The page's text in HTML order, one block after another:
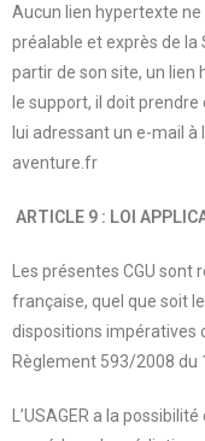
Aucun lien hypertexte ne
préalable et exprès de la
partir de son site, un lien
le support, il doit prendre
lui adressant un e-mail à
aventure.fr
ARTICLE 9 : LOI
Les présentes CGU
française, quel que soit
dispositions impératives
Règlement 593/2008 du
L’USAGER a la